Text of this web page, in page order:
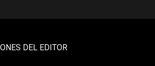
DEL EDITOR